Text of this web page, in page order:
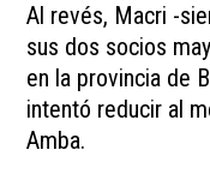
Al revés, Macri -
sus dos socios
en la provincia de
intentó reducir al
Amba.